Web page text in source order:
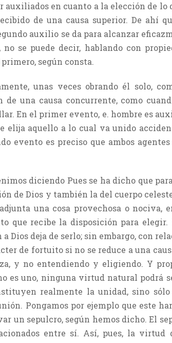
auxiliados en cuanto a la elección de lo
de una causa superior. De ahí
auxilio se da para alcanzar
se puede decir, hablando con
según consta.
unas veces obrando él solo,
una causa concurrente, como
En el primer evento, e. hombre es
elija aquello a lo cual va unido
evento es preciso que ambos
diciendo Pues se ha dicho que
de Dios y también la del cuerpo
una cosa provechosa o nociva,
que recibe la disposición para elegir.
deja de serlo; sin embargo, con
de fortuito si no se reduce a una
y no entendiendo y eligiendo. Y
es uno, ninguna virtud natural podrá
realmente la unidad, sino
Pongamos por ejemplo que este
un sepulcro, según hemos dicho. El
entre sí. Así, pues, la virtud